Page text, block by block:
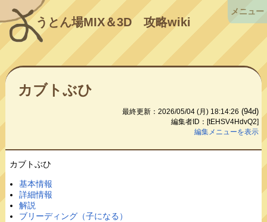
うとん場MIX＆3D攻略wiki
カブトぶひ
最終更新：2026/05/04 (月) 18:14:26 (94d)
編集者ID：[tEHSV4HdvQ2]
編集メニューを表示
カブトぶひ
基本情報
詳細情報
解説
ブリーディング（子になる）
メニュー